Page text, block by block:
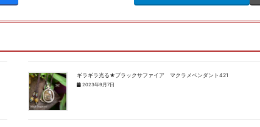
ギラギラ光る★ブラックサファイア マクラメペンダント421
2023年9月7日